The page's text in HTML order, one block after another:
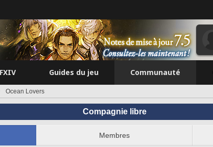
Guides du jeu Communauté
Ocean Lovers
Compagnie libre
Membres